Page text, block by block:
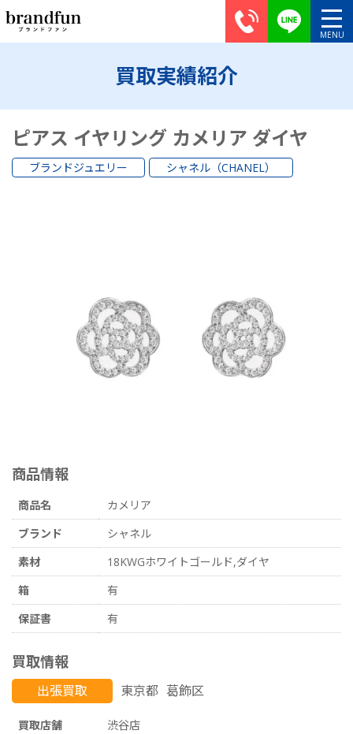
買取実績紹介
ピアス イヤリング カメリア ダイヤ
ブランドジュエリー シャネル（CHANEL）
商品情報
商品名
カメリア
ブランド
シャネル
素材
18KWGホワイトゴールド,ダイヤ
箱
有
保証書
有
買取情報
出張買取 東京都 葛飾区
買取店舗
渋谷店